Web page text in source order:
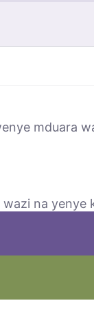
mduara
na yenye